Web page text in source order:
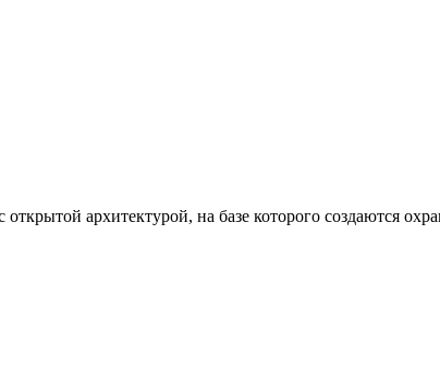
архитектурой, на базе которого создаются